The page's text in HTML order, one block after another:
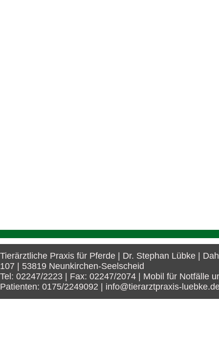
Tierärztliche Praxis für Pferde | Dr. Stephan Lübke |
107 | 53819 Neunkirchen-Seelscheid
Tel: 02247/2223 | Fax: 02247/2074 | Mobil für Notfälle
Patienten: 0175/2249092 | info@tierarztpraxis-